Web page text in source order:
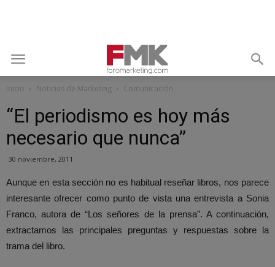
Inicio Noticias de Marketing Comunicación
“El periodismo es hoy más
necesario que nunca”
30 noviembre, 2011
Aunque en esta sección no es habitual reseñar libros, nos parece
interesante ofrecer como punto de vista una entrevista a Sonia
Franco, autora de “Los señores de la prensa”. A continuación,
extractamos las principales preguntas y respuestas sobre la
trama del libro.